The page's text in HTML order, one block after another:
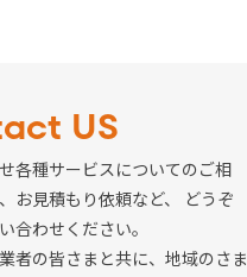
US
各種サービスについてのご相
お見積もり依頼など、
どうぞ
合わせください。
者の皆さまと共に、地域のさま